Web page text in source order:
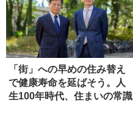
「街」への早めの住み替え
で健康寿命を延ばそう。人
生100年時代、住まいの常識